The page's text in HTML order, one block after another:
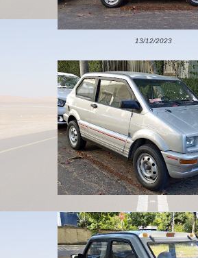
13/12/2023